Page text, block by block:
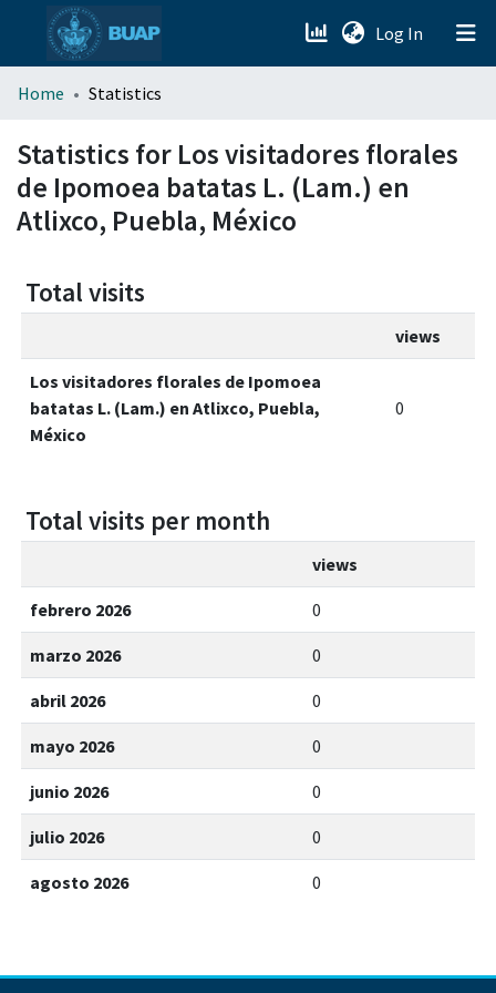
Log In (current)
menu.section.about_menu
All of DSpace
Home Statistics
Statistics for Los visitadores florales
de Ipomoea batatas L. (Lam.) en
Atlixco, Puebla, México
Total visits
views
Los visitadores florales de Ipomoea
batatas L. (Lam.) en Atlixco, Puebla,
México
0
Total visits per month
views
febrero 2026 0
marzo 2026 0
abril 2026 0
mayo 2026 0
junio 2026 0
julio 2026 0
agosto 2026 0